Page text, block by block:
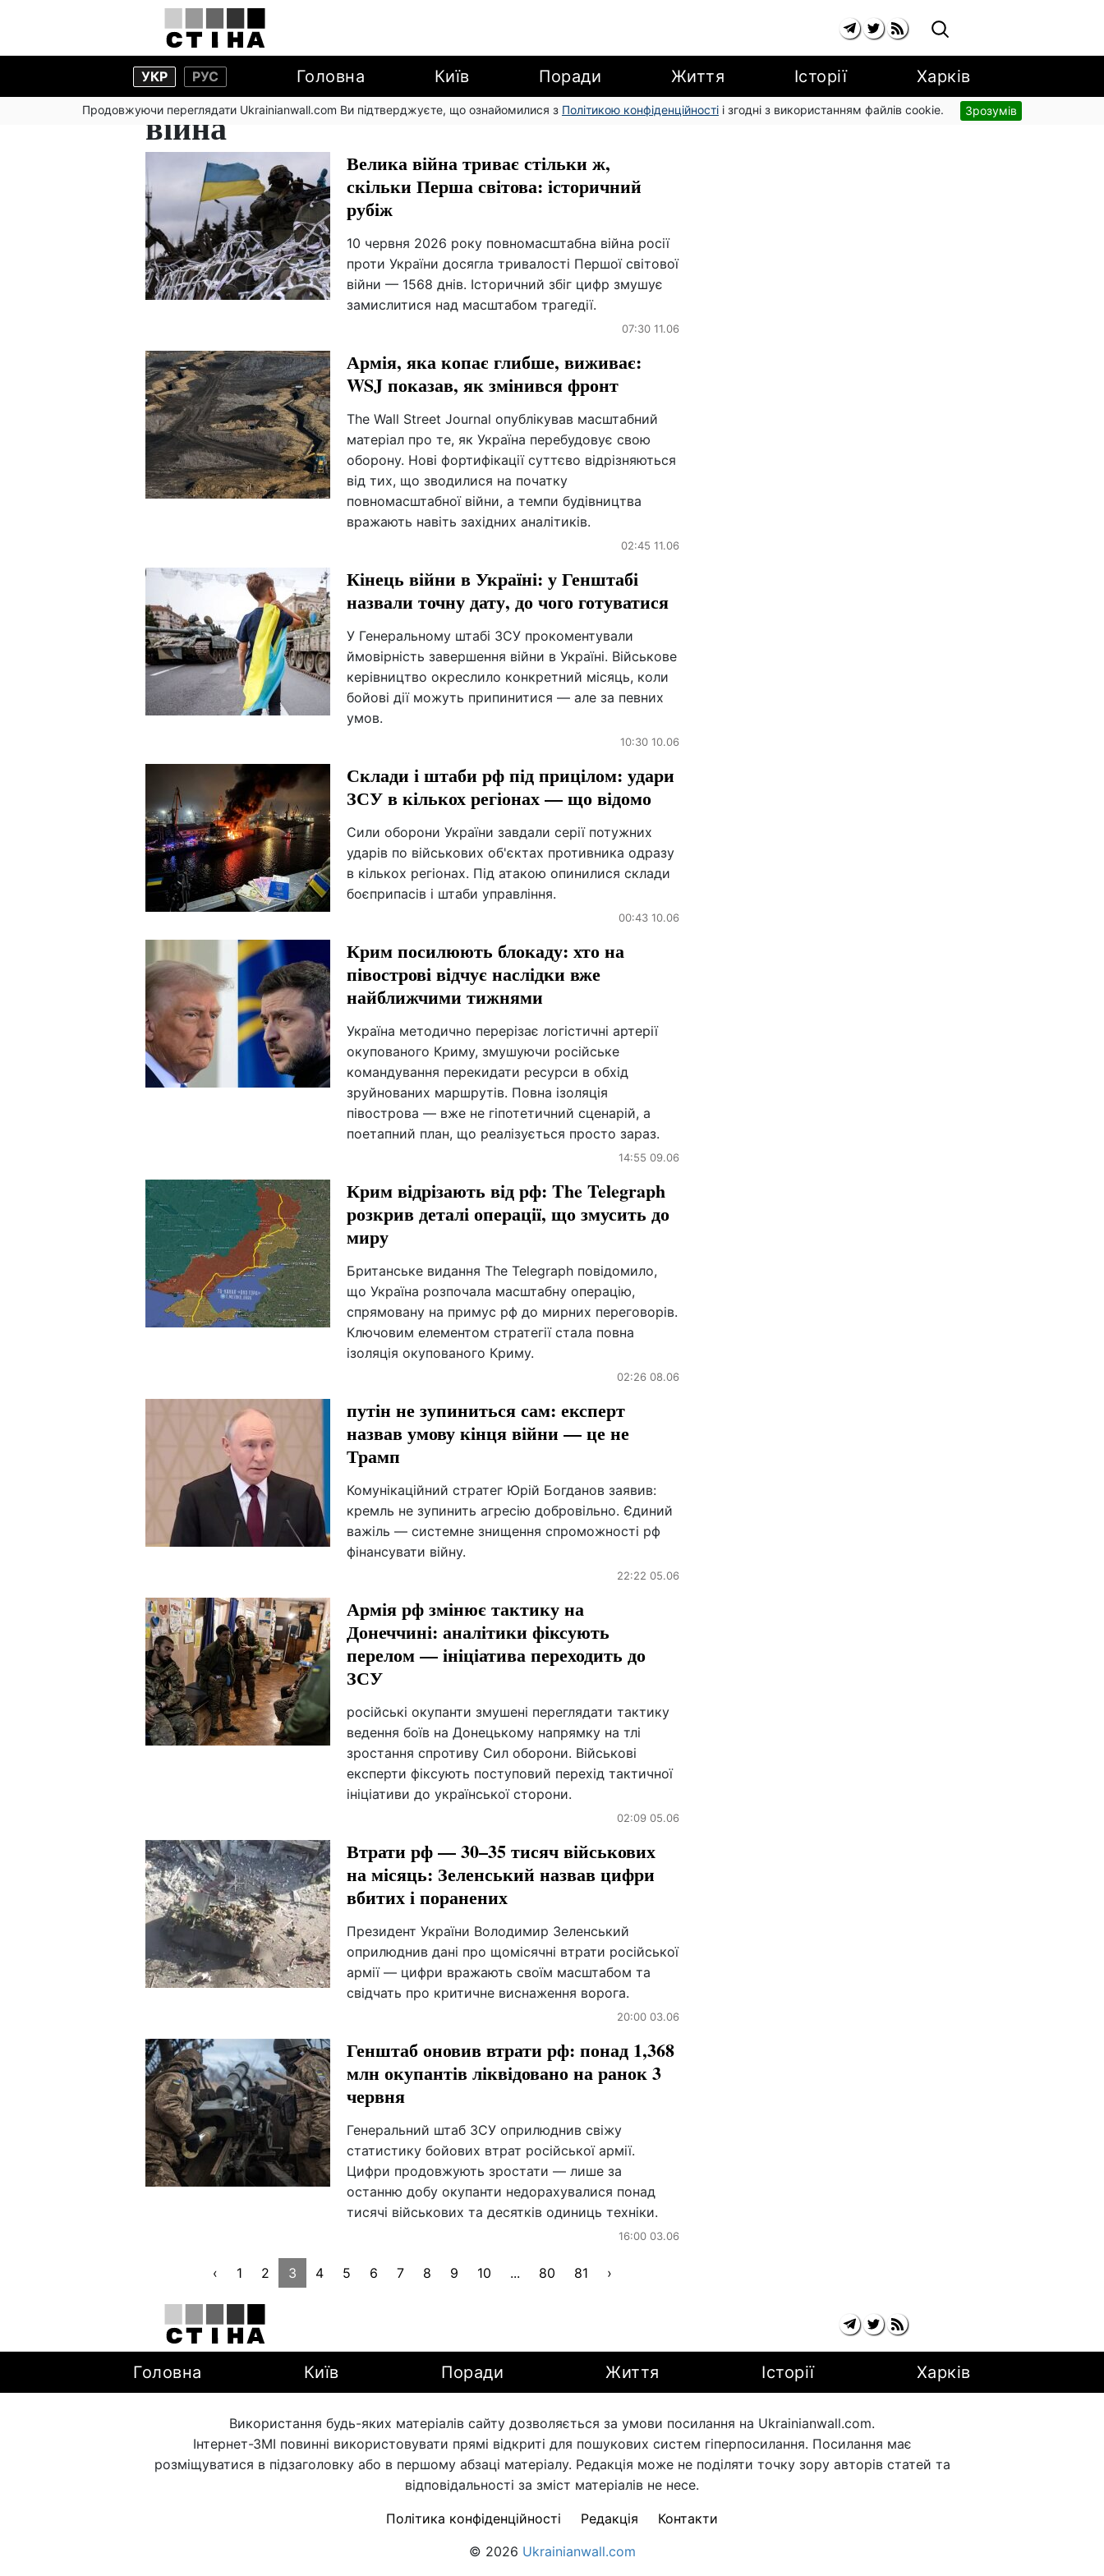
УКР РУС Головна Київ Поради Життя Історії Харків
Продовжуючи переглядати Ukrainianwall.com Ви підтверджуєте, що ознайомилися з Політикою конфіденційності і згодні з використанням файлів cookie. Зрозумів
війна
Велика війна триває стільки ж,
скільки Перша світова: історичний
рубіж
10 червня 2026 року повномасштабна війна росії
проти України досягла тривалості Першої світової
війни — 1568 днів. Історичний збіг цифр змушує
замислитися над масштабом трагедії.
07:30 11.06
Армія, яка копає глибше, виживає:
WSJ показав, як змінився фронт
The Wall Street Journal опублікував масштабний
матеріал про те, як Україна перебудовує свою
оборону. Нові фортифікації суттєво відрізняються
від тих, що зводилися на початку
повномасштабної війни, а темпи будівництва
вражають навіть західних аналітиків.
02:45 11.06
Кінець війни в Україні: у Генштабі
назвали точну дату, до чого готуватися
У Генеральному штабі ЗСУ прокоментували
ймовірність завершення війни в Україні. Військове
керівництво окреслило конкретний місяць, коли
бойові дії можуть припинитися — але за певних
умов.
10:30 10.06
Склади і штаби рф під прицілом: удари
ЗСУ в кількох регіонах — що відомо
Сили оборони України завдали серії потужних
ударів по військових об'єктах противника одразу
в кількох регіонах. Під атакою опинилися склади
боєприпасів і штаби управління.
00:43 10.06
Крим посилюють блокаду: хто на
півострові відчує наслідки вже
найближчими тижнями
Україна методично перерізає логістичні артерії
окупованого Криму, змушуючи російське
командування перекидати ресурси в обхід
зруйнованих маршрутів. Повна ізоляція
півострова — вже не гіпотетичний сценарій, а
поетапний план, що реалізується просто зараз.
14:55 09.06
Крим відрізають від рф: The Telegraph
розкрив деталі операції, що змусить до
миру
Британське видання The Telegraph повідомило,
що Україна розпочала масштабну операцію,
спрямовану на примус рф до мирних переговорів.
Ключовим елементом стратегії стала повна
ізоляція окупованого Криму.
02:26 08.06
путін не зупиниться сам: експерт
назвав умову кінця війни — це не
Трамп
Комунікаційний стратег Юрій Богданов заявив:
кремль не зупинить агресію добровільно. Єдиний
важіль — системне знищення спроможності рф
фінансувати війну.
22:22 05.06
Армія рф змінює тактику на
Донеччині: аналітики фіксують
перелом — ініціатива переходить до
ЗСУ
російські окупанти змушені переглядати тактику
ведення боїв на Донецькому напрямку на тлі
зростання спротиву Сил оборони. Військові
експерти фіксують поступовий перехід тактичної
ініціативи до української сторони.
02:09 05.06
Втрати рф — 30–35 тисяч військових
на місяць: Зеленський назвав цифри
вбитих і поранених
Президент України Володимир Зеленський
оприлюднив дані про щомісячні втрати російської
армії — цифри вражають своїм масштабом та
свідчать про критичне виснаження ворога.
20:00 03.06
Генштаб оновив втрати рф: понад 1,368
млн окупантів ліквідовано на ранок 3
червня
Генеральний штаб ЗСУ оприлюднив свіжу
статистику бойових втрат російської армії.
Цифри продовжують зростати — лише за
останню добу окупанти недорахувалися понад
тисячі військових та десятків одиниць техніки.
16:00 03.06
‹ 1 2 3 4 5 6 7 8 9 10 ... 80 81 ›
Головна Київ Поради Життя Історії Харків
Використання будь-яких матеріалів сайту дозволяється за умови посилання на Ukrainianwall.com.
Інтернет-ЗМІ повинні використовувати прямі відкриті для пошукових систем гіперпосилання. Посилання має
розміщуватися в підзаголовку або в першому абзаці матеріалу. Редакція може не поділяти точку зору авторів статей та
відповідальності за зміст матеріалів не несе.
Політика конфіденційності Редакція
Контакти
© 2026 Ukrainianwall.com